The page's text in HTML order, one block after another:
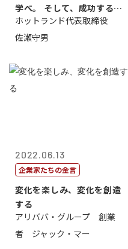
学べ。 そして、成功するま
で挑戦し続...
ホットランド代表取締役
佐瀬守男
2022.06.13
企業家たちの金言
変化を楽しみ、変化を創造
する
アリババ・グループ 創業
者 ジャック・マー